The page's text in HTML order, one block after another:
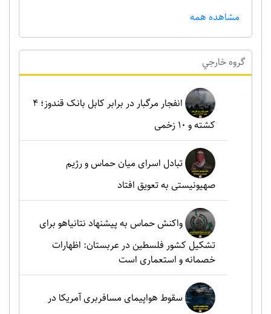
مشاهده همه
گروه خارجي
انفجار مرگبار در برابر کابل بانک قندوز؛ ۴
کشته و ۱۰ زخمی
تبادل اسرای میان حماس و رژیم
صهیونیستی به تعویق افتاد
واکنش حماس به پیشنهاد نتانیاهو برای
تشکیل کشور فلسطین در عربستان: اظهارات
خصمانه و استعماری است
سقوط هواپیمای مسافربری آمریکا در